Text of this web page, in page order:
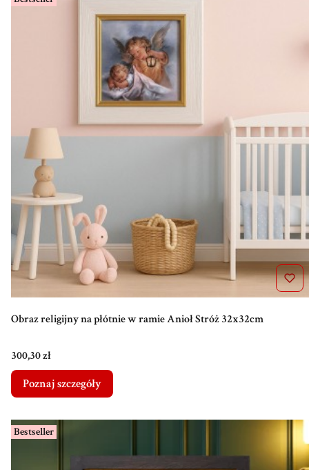
Obraz religijny na płótnie w ramie Anioł Stróż 32x32cm
Cena
300,30 zł
Poznaj szczegóły
Bestseller